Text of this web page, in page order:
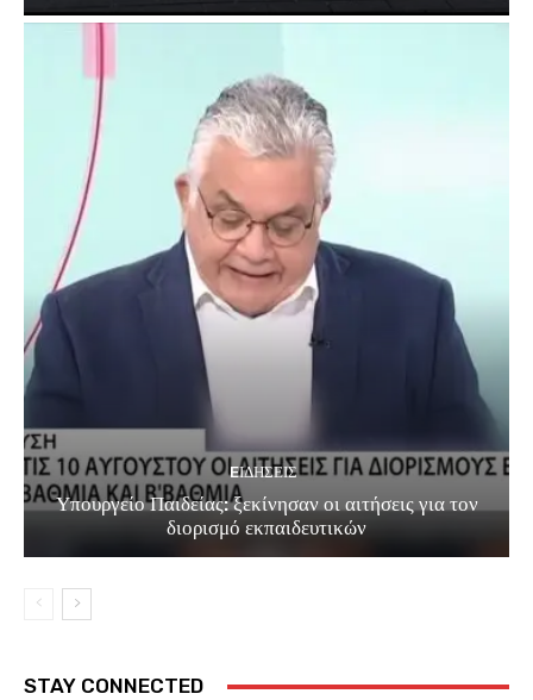
EΙΔΗΣΕΙΣ
Υπουργείο Παιδείας: ξεκίνησαν οι αιτήσεις για τον
διορισμό εκπαιδευτικών
STAY CONNECTED